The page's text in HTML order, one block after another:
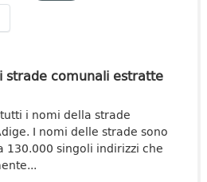
strade comunali estratte
i nomi della strade
I nomi delle strade sono
130.000 singoli indirizzi che